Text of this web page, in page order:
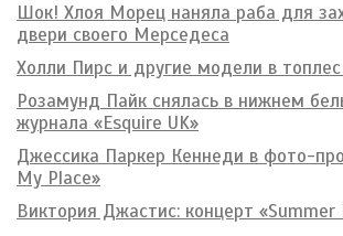
Шок! Хлоя Морец наняла раба для
двери своего Мерседеса
Холли Пирс и другие модели в
Розамунд Пайк снялась в нижнем
журнала «Esquire UK»
Джессика Паркер Кеннеди в фото-
My Place»
Виктория Джастис: концерт «Summer